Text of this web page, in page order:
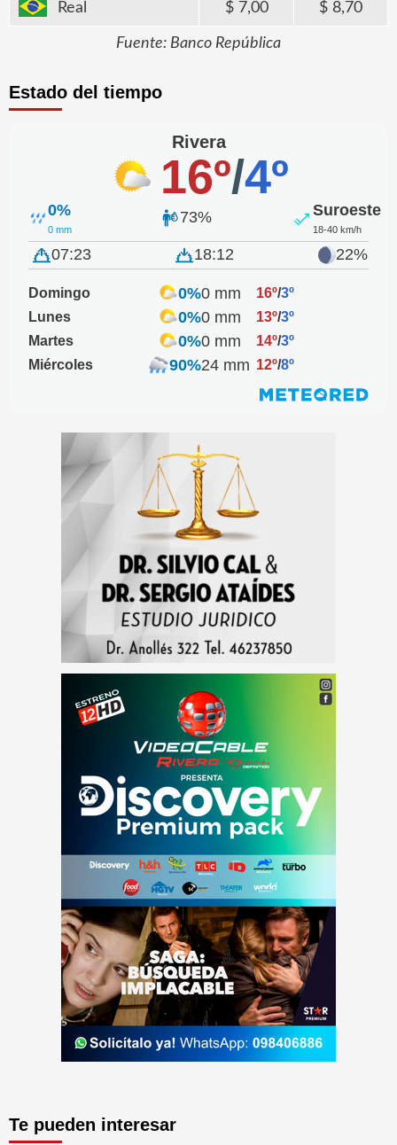
Real 7,00 8,70
Fuente: Banco República
Estado del tiempo
Rivera
16º/4º
0%
0 mm
73% Suroeste
18-40 km/h
07:23 18:12 22%
Domingo 0%0 mm 16º/3º
Lunes
0%0 mm 13º/3º
Martes
0%0 mm 14º/3º
Miércoles
90%24 mm 12º/8º
Te pueden interesar